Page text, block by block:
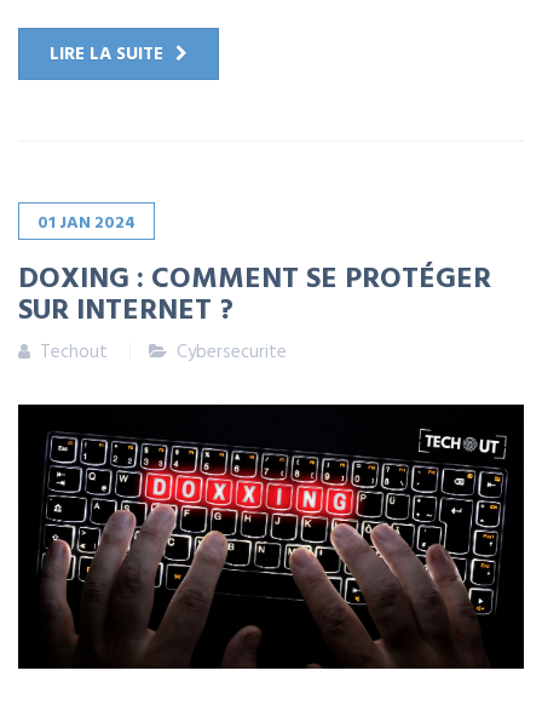
LIRE LA SUITE
01 JAN 2024
DOXING : COMMENT SE PROTÉGER
SUR INTERNET ?
Techout Cybersecurite